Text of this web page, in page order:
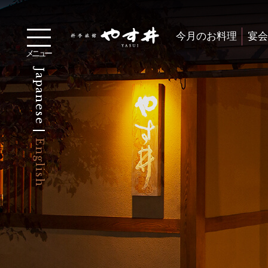
メニュー
今月のお料理 宴
Japanese |
English